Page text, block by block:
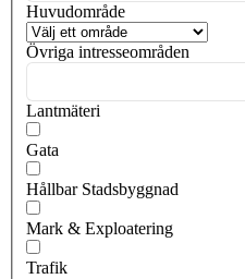
Huvudområde
Övriga intresseområden
Lantmäteri
Gata
Hållbar Stadsbyggnad
Mark & Exploatering
Trafik